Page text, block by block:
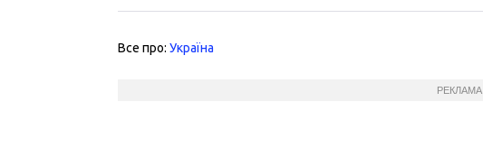
Все про:Україна
РЕКЛАМА